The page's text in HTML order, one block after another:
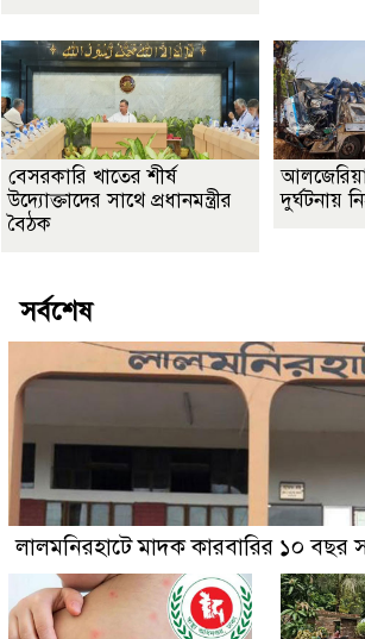
বেসরকারি খাতের শীর্ষ
উদ্যোক্তাদের সাথে প্রধানমন্ত্রীর
বৈঠক
দুর্ঘটনায়
সর্বশেষ
লালমনিরহাটে মাদক কারবারির ১০ বছর